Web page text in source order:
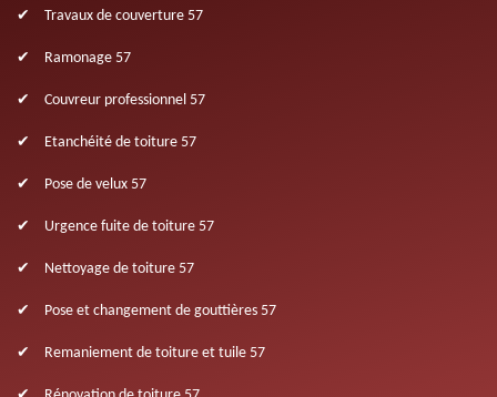
Travaux de couverture 57
Ramonage 57
Couvreur professionnel 57
Etanchéité de toiture 57
Pose de velux 57
Urgence fuite de toiture 57
Nettoyage de toiture 57
Pose et changement de gouttières 57
Remaniement de toiture et tuile 57